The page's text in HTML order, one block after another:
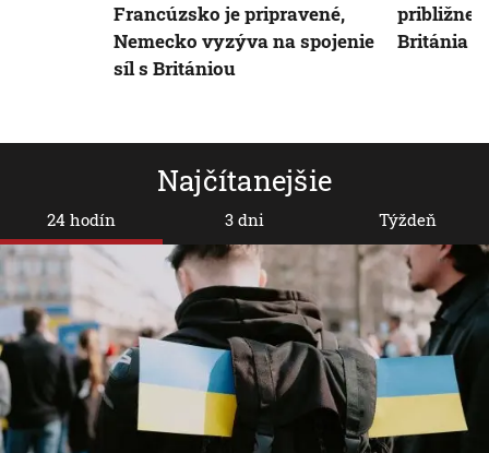
Najčítanejšie
24 hodín 3 dni Týždeň
Francúzsko je pripravené,
Nemecko vyzýva na spojenie
síl s Britániou
približne
Británia